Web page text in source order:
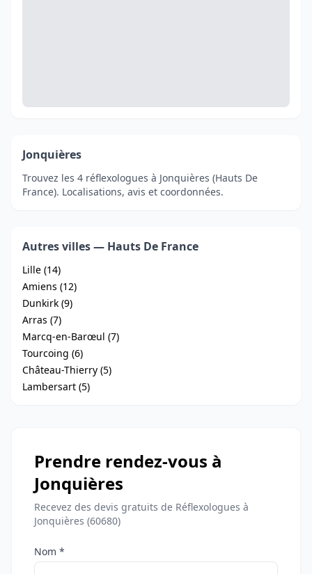
Jonquières
Trouvez les 4 réflexologues à Jonquières (Hauts De
France). Localisations, avis et coordonnées.
Autres villes — Hauts De France
Lille (14)
Amiens (12)
Dunkirk (9)
Arras (7)
Marcq-en-Barœul (7)
Tourcoing (6)
Château-Thierry (5)
Lambersart (5)
Prendre rendez-vous à
Jonquières
Recevez des devis gratuits de Réflexologues à
Jonquières (60680)
Nom *